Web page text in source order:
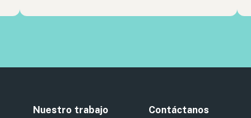
Nuestro trabajo Contáctanos